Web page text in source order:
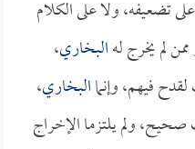
تضعيفه، ولا على الكلام
لم يخرج لهالبخاري،
فيهم، وإنماالبخاري،
ولم يلتزما الإخراج